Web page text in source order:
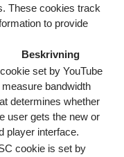
These cookies track
to provide
Beskrivning
set by YouTube
measure bandwidth
determines whether
user gets the new or
player interface.
cookie is set by